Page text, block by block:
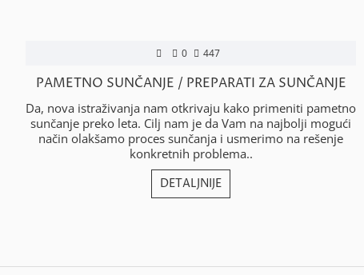
0 447
PAMETNO SUNČANJE / PREPARATI ZA SUNČANJE
Da, nova istraživanja nam otkrivaju kako primeniti pametno
sunčanje preko leta. Cilj nam je da Vam na najbolji mogući
način olakšamo proces sunčanja i usmerimo na rešenje
konkretnih problema..
DETALJNIJE